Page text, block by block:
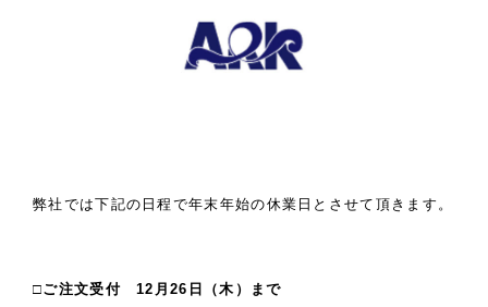
弊社では下記の日程で年末年始の休業日とさせて頂きます。
□ご注文受付 12月26日（木）まで